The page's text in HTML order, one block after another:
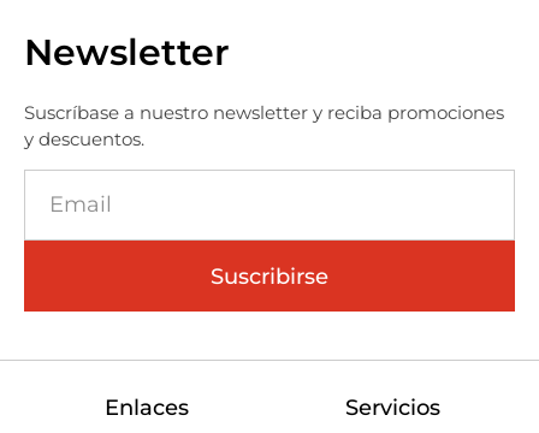
Newsletter
Suscríbase a nuestro newsletter y reciba promociones
y descuentos.
Suscribirse
Enlaces Servicios